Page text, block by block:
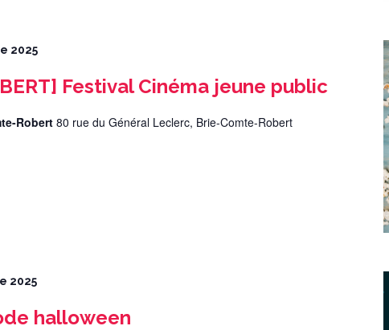
2025
Festival Cinéma jeune public
Robert 80 rue du Général Leclerc, Brie-Comte-Robert
2025
halloween